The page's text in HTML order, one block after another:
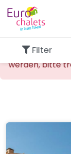
Die
werden, bitte
Filter